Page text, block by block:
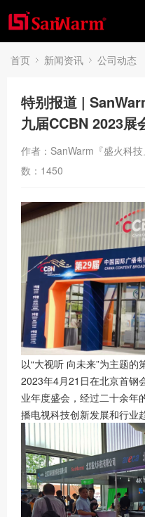
首页 新闻资讯 公司动态
特别报道 |
九届CCBN 2023展
作者：SanWarm『盛火科技
数： 1450
以“大视听 向未来”为主题
2023年4月21日在北京首钢
业年度盛会，经过二十余年
播电视科技创新发展和行业